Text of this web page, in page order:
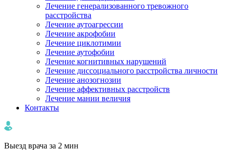
Лечение генерализованного тревожного
расстройства
Лечение аутоагрессии
Лечение акрофобии
Лечение циклотимии
Лечение аутофобии
Лечение когнитивных нарушений
Лечение диссоциального расстройства личности
Лечение анозогнозии
Лечение аффективных расстройств
Лечение мании величия
Контакты
Выезд врача за 2 мин